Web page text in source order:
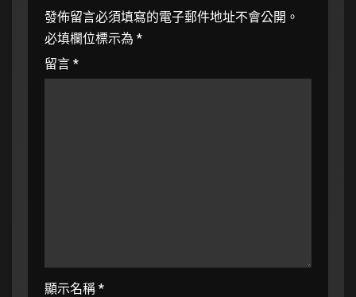
發佈留言必須填寫的電子郵件地址不會公開。
必填欄位標示為 *
留言 *
顯示名稱 *